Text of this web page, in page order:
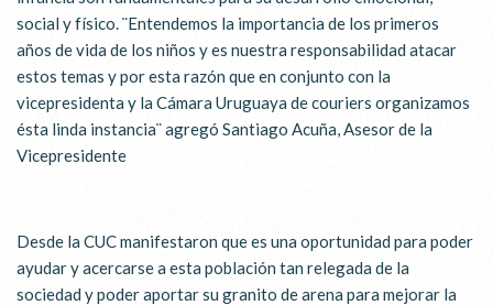
social y físico. ¨Entendemos la importancia de los primeros
años de vida de los niños y es nuestra responsabilidad atacar
estos temas y por esta razón que en conjunto con la
vicepresidenta y la Cámara Uruguaya de couriers organizamos
ésta linda instancia¨ agregó Santiago Acuña, Asesor de la
Vicepresidente
Desde la CUC manifestaron que es una oportunidad para poder
ayudar y acercarse a esta población tan relegada de la
sociedad y poder aportar su granito de arena para mejorar la